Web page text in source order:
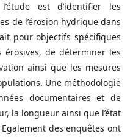
est d’identifier les
de l’érosion hydrique dans
pour objectifs spécifiques
érosives, de déterminer les
ainsi que les mesures
Une méthodologie
documentaires et de
la longueur ainsi que l’état
des enquêtes ont